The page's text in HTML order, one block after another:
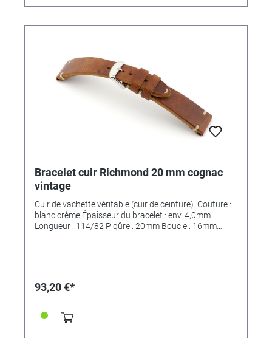
Bracelet cuir Richmond 20 mm cognac
vintage
Cuir de vachette véritable (cuir de ceinture). Couture :
blanc crème Épaisseur du bracelet : env. 4,0mm
Longueur : 114/82 Piqûre : 20mm Boucle : 16mm
93,20 €*